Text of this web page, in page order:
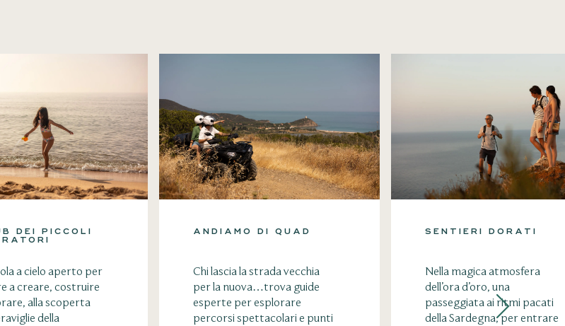
DEI PICCOLI
a cielo aperto per
a creare, costruire
alla scoperta
della
ANDIAMO DI QUAD
Chi lascia la strada vecchia
per la nuova…trova guide
esperte per esplorare
percorsi spettacolari e punti
SENTIERI DORATI
Nella magica atmosfera
dell’ora d’oro, una
passeggiata ai ritmi pacati
della Sardegna, per entrare